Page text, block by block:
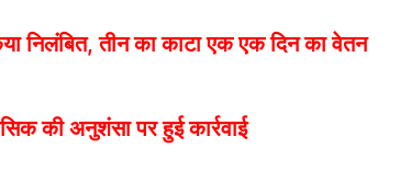
निलंबित, तीन का काटा एक एक दिन का वेतन
की अनुशंसा पर हुई कार्रवाई